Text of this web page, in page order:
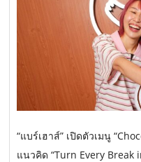
“แบร์เฮาส์” เปิดตัวเมนู
แนวคิด “Turn Every Break